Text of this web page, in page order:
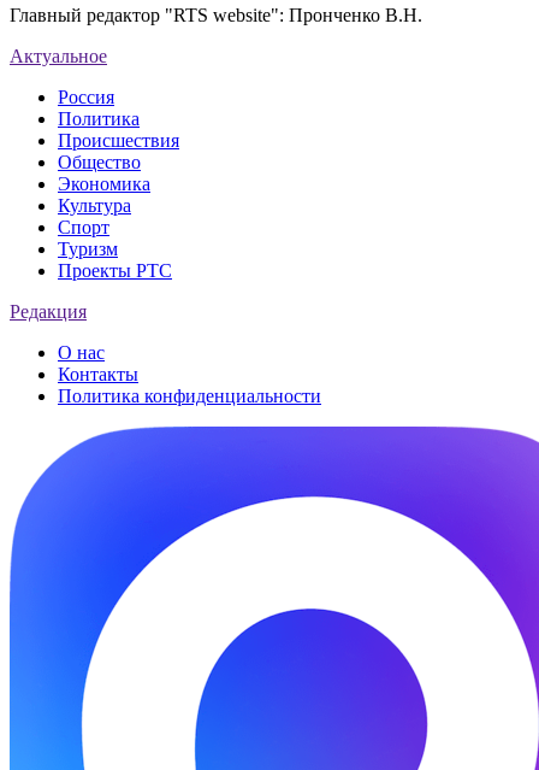
Главный редактор "RTS website": Пронченко В.Н.
Актуальное
Россия
Политика
Происшествия
Общество
Экономика
Культура
Спорт
Туризм
Проекты РТС
Редакция
О нас
Контакты
Политика конфиденциальности